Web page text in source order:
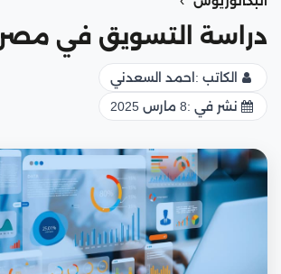
دراسة التسويق في مصر
الكاتب : احمد السعدني
نشر في :8 مارس 2025